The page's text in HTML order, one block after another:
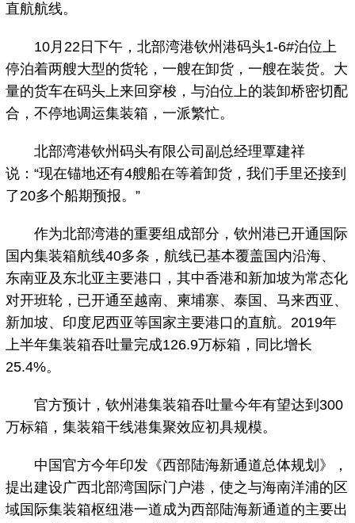
直航航线。
10月22日下午，北部湾港钦州港码头1-6#泊位上
停泊着两艘大型的货轮，一艘在卸货，一艘在装货。大
量的货车在码头上来回穿梭，与泊位上的装卸桥密切配
合，不停地调运集装箱，一派繁忙。
北部湾港钦州码头有限公司副总经理覃建祥
说：“现在锚地还有4艘船在等着卸货，我们手里还接到
了20多个船期预报。”
作为北部湾港的重要组成部分，钦州港已开通国际
国内集装箱航线40多条，航线已基本覆盖国内沿海、
东南亚及东北亚主要港口，其中香港和新加坡为常态化
对开班轮，已开通至越南、柬埔寨、泰国、马来西亚、
新加坡、印度尼西亚等国家主要港口的直航。2019年
上半年集装箱吞吐量完成126.9万标箱，同比增长
25.4%。
官方预计，钦州港集装箱吞吐量今年有望达到300
万标箱，集装箱干线港集聚效应初具规模。
中国官方今年印发《西部陆海新通道总体规划》，
提出建设广西北部湾国际门户港，使之与海南洋浦的区
域国际集装箱枢纽港一道成为西部陆海新通道的主要出